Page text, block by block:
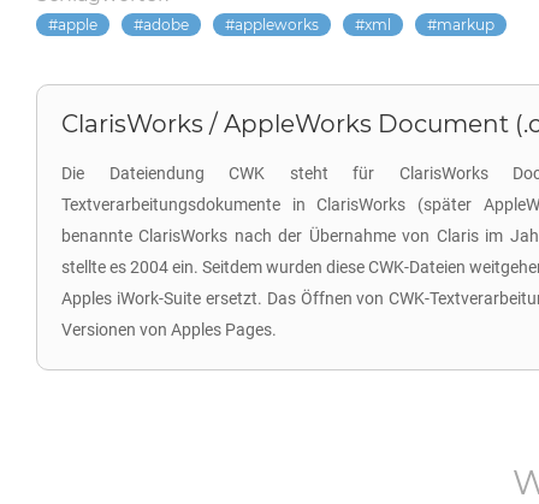
apple adobe appleworks xml markup
ClarisWorks / AppleWorks Document
Die Dateiendung CWK steht für ClarisWorks
Textverarbeitungsdokumente in ClarisWorks (später
benannte ClarisWorks nach der Übernahme von Claris im
stellte es 2004 ein. Seitdem wurden diese CWK-Dateien
Apples iWork-Suite ersetzt. Das Öffnen von CWK-
Versionen von Apples Pages.